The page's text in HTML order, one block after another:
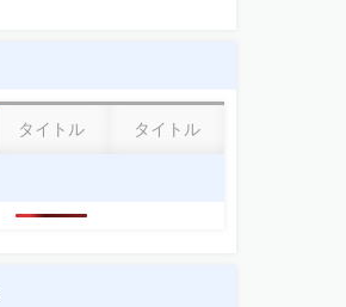
タイトル タイトル